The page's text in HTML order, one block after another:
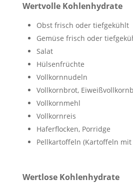
Wertvolle Kohlenhydrate
Obst frisch oder tiefgekühlt
Gemüse frisch oder
Salat
Hülsenfrüchte
Vollkornnudeln
Vollkornbrot,
Vollkornmehl
Vollkornreis
Haferflocken, Porridge
Pellkartoffeln (Kartoffeln
Wertlose Kohlenhydrate